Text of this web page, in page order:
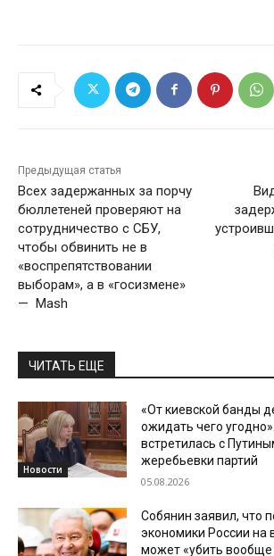
Предыдущая статья
Всех задержанных за порчу
бюллетеней проверяют на
сотрудничество с СБУ,
чтобы обвинить не в
«воспрепятствовании
выборам», а в «госизмене»
— Мash
ЧИТАТЬ ЕЩЕ
Новости
«От киевской банды
ожидать чего
встретилась с
жеребьевки партий
05.08.2026
Собянин заявил, что
экономики России на
может «убить вообще